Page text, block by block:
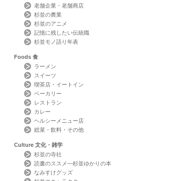
老舗企業・老舗商店
杉並の農業
杉並のアニメ
記憶に残したい伝統職
杉並モノ語り年表
Foods 食
ラーメン
スイーツ
喫茶店・イートイン
ベーカリー
レストラン
カレー
ヘルシーメニュー店
総菜・飲料・その他
Culture 文化・雑学
杉並の寺社
読書のススメ―杉並ゆかりの本
なみすけグッズ